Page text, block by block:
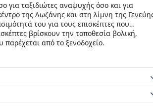
για ταξιδιώτες αναψυχής όσο και για
της Λωζάνης και στη λίμνη της
του για τους επισκέπτες που
βρίσκουν την τοποθεσία βολική,
παρέχεται από το ξενοδοχείο.
διατροφικές ανάγκες, η συνολική εμπειρία
του δείπνου, ωστόσο, λαμβάνει μικτές
μενού και οι υψηλές τιμές είναι κοινά